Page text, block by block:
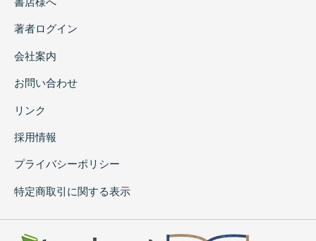
著者ログイン
会社案内
お問い合わせ
リンク
採用情報
プライバシーポリシー
特定商取引に関する表示